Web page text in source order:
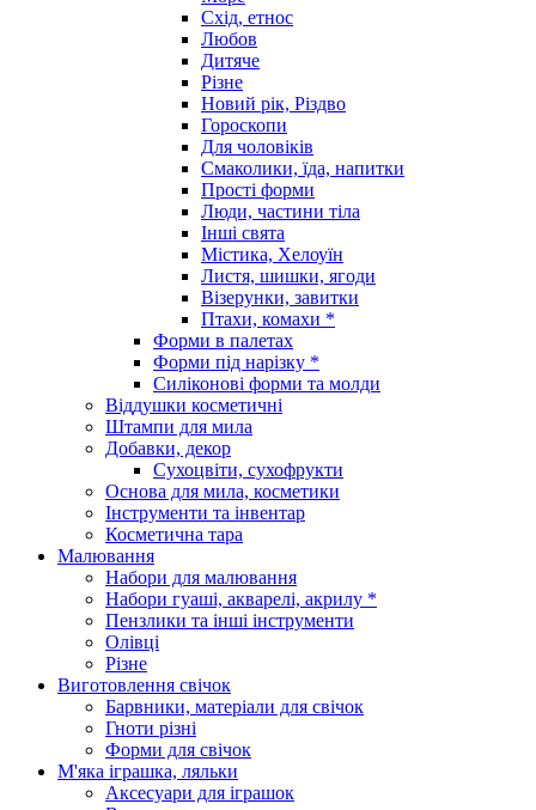
Схід, етнос
Любов
Дитяче
Різне
Новий рік, Різдво
Гороскопи
Для чоловіків
Смаколики, їда, напитки
Прості форми
Люди, частини тіла
Інші свята
Містика, Хелоуїн
Листя, шишки, ягоди
Візерунки, завитки
Птахи, комахи *
Форми в палетах
Форми під нарізку *
Силіконові форми та молди
Віддушки косметичні
Штампи для мила
Добавки, декор
Сухоцвіти, сухофрукти
Основа для мила, косметики
Інструменти та інвентар
Косметична тара
Малювання
Набори для малювання
Набори гуаші, акварелі, акрилу *
Пензлики та інші інструменти
Олівці
Різне
Виготовлення свічок
Барвники, матеріали для свічок
Гноти різні
Форми для свічок
М'яка іграшка, ляльки
Аксесуари для іграшок